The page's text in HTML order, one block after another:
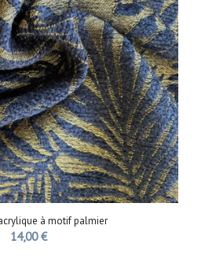
à motif palmier
14,00€